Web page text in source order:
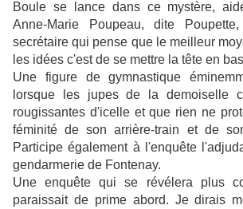
Boule se lance dans ce mystère,
Anne-Marie Poupeau, dite
secrétaire qui pense que le meilleur
les idées c'est de se mettre la tête en
Une figure de gymnastique
lorsque les jupes de la demoiselle
rougissantes d'icelle et que rien ne
féminité de son arrière-train et de
Participe également à l'enquête
gendarmerie de Fontenay.
Une enquête qui se révélera plus
paraissait de prime abord. Je dirais